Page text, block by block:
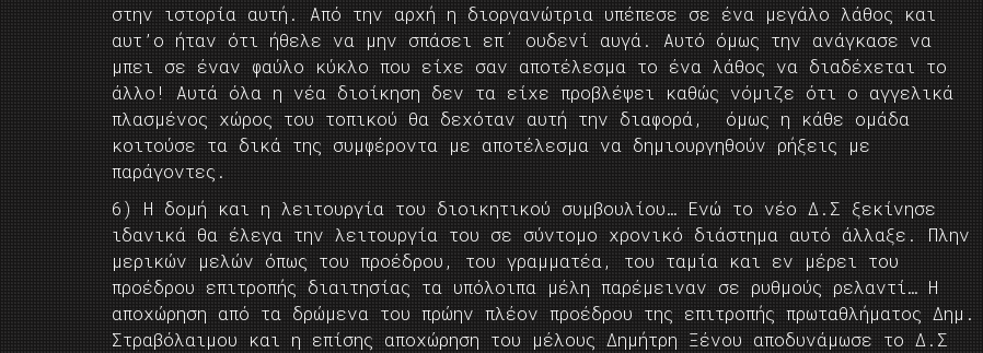
στην ιστορία αυτή. Από την αρχή η διοργανώτρια υπέπεσε σε ένα μεγάλο λάθος και
αυτ’ο ήταν ότι ήθελε να μην σπάσει επ΄ ουδενί αυγά. Αυτό όμως την ανάγκασε να
μπει σε έναν φαύλο κύκλο που είχε σαν αποτέλεσμα το ένα λάθος να διαδέχεται το
άλλο! Αυτά όλα η νέα διοίκηση δεν τα είχε προβλέψει καθώς νόμιζε ότι ο αγγελικά
πλασμένος χώρος του τοπικού θα δεχόταν αυτή την διαφορά, όμως η κάθε ομάδα
κοιτούσε τα δικά της συμφέροντα με αποτέλεσμα να δημιουργηθούν ρήξεις με
παράγοντες.
6) Η δομή και η λειτουργία του διοικητικού συμβουλίου… Ενώ το νέο Δ.Σ ξεκίνησε
ιδανικά θα έλεγα την λειτουργία του σε σύντομο χρονικό διάστημα αυτό άλλαξε. Πλην
μερικών μελών όπως του προέδρου, του γραμματέα, του ταμία και εν μέρει του
προέδρου επιτροπής διαιτησίας τα υπόλοιπα μέλη παρέμειναν σε ρυθμούς ρελαντί… Η
αποχώρηση από τα δρώμενα του πρώην πλέον προέδρου της επιτροπής πρωταθλήματος Δημ.
Στραβόλαιμου και η επίσης αποχώρηση του μέλους Δημήτρη Ξένου αποδυνάμωσε το Δ.Σ